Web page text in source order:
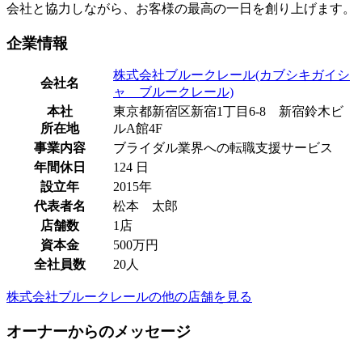
会社と協力しながら、お客様の最高の一日を創り上げます。
企業情報
会社名
株式会社ブルークレール(カブシキガイシ
ャ ブルークレール)
本社
所在地
東京都新宿区新宿1丁目6-8 新宿鈴木ビ
ルA館4F
事業内容
ブライダル業界への転職支援サービス
年間休日
124 日
設立年
2015年
代表者名
松本 太郎
店舗数
1店
資本金
500万円
全社員数
20人
株式会社ブルークレールの他の店舗を見る
オーナーからのメッセージ